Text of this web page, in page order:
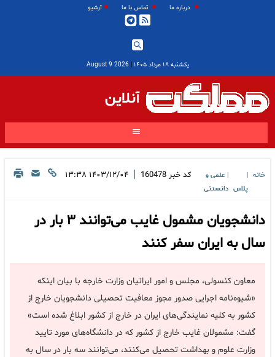
درباره ما تماس با ما آرشیو
یکشنبه ۱۸ مرداد ۱۴۰۵ |
2026 August 9
آنلاین
خانه
پلاس
علمی و
دانستنی
کد خبر 160478
| ۱۴۰۳/۱۲/۰۴ ۱۳:۳۸
دانشجویان مشمول غایب می‌توانند ۳ بار در
سال به ایران سفر کنند
معاون کنسولی، مجلس و امور ایرانیان وزارت خارجه با بیان اینکه
«شیوه‌نامه اجرایی صدور مجوز معافیت تحصیلی دانشجویان خارج از
کشور به کلیه نمایندگی‌های ایران در خارج از کشور ابلاغ شده است»
گفت: مشمولان غایب خارج از کشور که در دانشگاه‌های مورد تایید
وزارت علوم و بهداشت تحصیل می‌کنند، می‌توانند سه بار در سال به